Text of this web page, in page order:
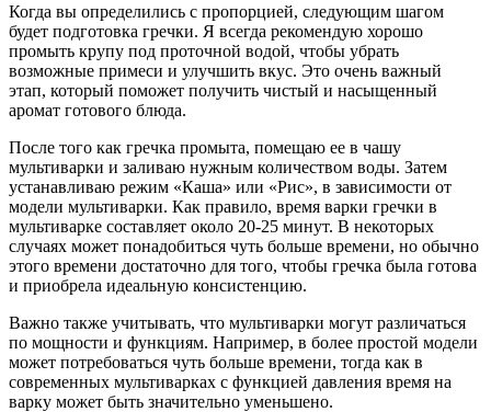
Когда вы определились с пропорцией, следующим шагом
будет подготовка гречки. Я всегда рекомендую хорошо
промыть крупу под проточной водой, чтобы убрать
возможные примеси и улучшить вкус. Это очень важный
этап, который поможет получить чистый и насыщенный
аромат готового блюда.
После того как гречка промыта, помещаю ее в чашу
мультиварки и заливаю нужным количеством воды. Затем
устанавливаю режим «Каша» или «Рис», в зависимости от
модели мультиварки. Как правило, время варки гречки в
мультиварке составляет около 20-25 минут. В некоторых
случаях может понадобиться чуть больше времени, но обычно
этого времени достаточно для того, чтобы гречка была готова
и приобрела идеальную консистенцию.
Важно также учитывать, что мультиварки могут различаться
по мощности и функциям. Например, в более простой модели
может потребоваться чуть больше времени, тогда как в
современных мультиварках с функцией давления время на
варку может быть значительно уменьшено.